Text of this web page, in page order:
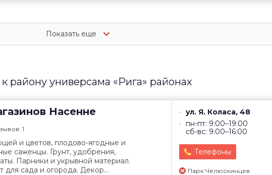
Показать еще
району универсама «Рига» районах
Насенне
1
ул. Я. Коласа, 48
пн-пт: 9:00–19:00
сб-вс: 9:00–16:00
Телефоны
Парк Челюскинцев
и цветов, плодово-ягодные и
саженцы. Грунт, удобрения,
Парники и укрывной материал.
для сада и огорода. Декор...